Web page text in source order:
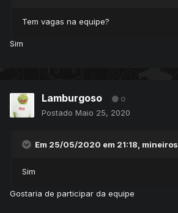
Tem vagas na equipe?
Sim
Lamburgoso 0
Postado Maio 25, 2020
Em 25/05/2020 em 21:18, mineiros
Sim
Gostaria de participar da equipe